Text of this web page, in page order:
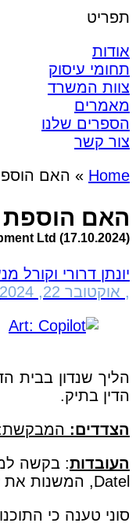
תפריט
אודות
תחומי עיסוק
צוות המשרד
מאמרים
הספרים שלנו
צור קשר
Home
» האם
האם הוספת
Ltd (17.10.2024)
יונתן דרורי וקורל
, אוקטובר 22, 2024
הדין בתיק.
הצדדים:
העובדות
Datel, המשנות את תוכנת המשחק MotorStorm: Arctic Edge עבור קונסולת PSP.